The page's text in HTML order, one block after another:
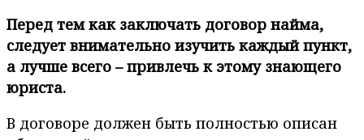
Перед тем как заключать договор найма,
следует внимательно изучить каждый пункт,
а лучше всего – привлечь к этому знающего
юриста.
В договоре должен быть полностью описан